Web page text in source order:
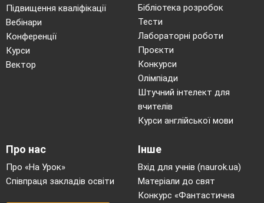
Підвищення кваліфікації
Вебінари
Конференції
Курси
Вектор
Бібліотека розробок
Тести
Лабораторні роботи
Проєкти
Конкурси
Олімпіади
Штучний інтелект для
вчителів
Курси англійської мови
Про нас
Про «На Урок»
Співпраця закладів освіти
Інше
Вхід для учнів (naurok.ua)
Матеріали до свят
Конкурс «Фантастична